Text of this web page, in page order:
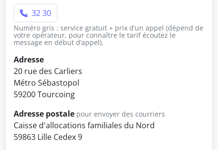
32 30
Numéro gris : service gratuit + prix d’un appel (dépend de
votre opérateur, pour connaître le tarif écoutez le
message en début d’appel).
Adresse
20 rue des Carliers
Métro Sébastopol
59200 Tourcoing
Adresse postale pour envoyer des courriers
Caisse d'allocations familiales du Nord
59863 Lille Cedex 9